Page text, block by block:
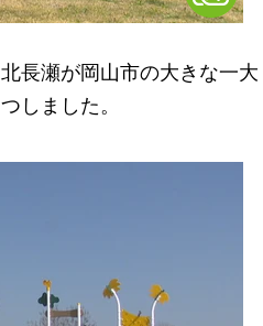
長瀬が岡山市の大きな一大
しました。